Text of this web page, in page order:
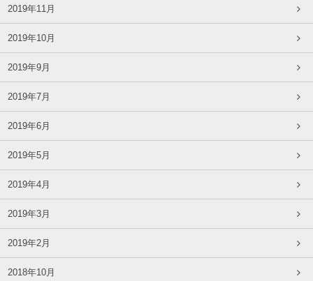
2019年11月
2019年10月
2019年9月
2019年7月
2019年6月
2019年5月
2019年4月
2019年3月
2019年2月
2018年10月